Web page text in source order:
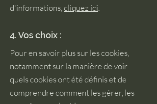
d'informations, cliquez ici.
4. Vos choix :
Pour en savoir plus sur les cookies,
notamment sur la manière de voir
quels cookies ont été définis et de
comprendre comment les gérer, les